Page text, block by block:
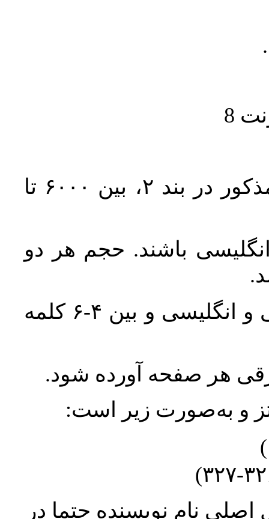
حجم کل مقاله با احتساب تمام بخش‌های مذکور در بند ۲، بین ۶۰۰۰ تا
باشند. حجم هر دو
واژگان کلیدی بلافاصله پس از چکیده فارسی و انگلیسی و بین ۴-۶ کلمه
هر صفحه آورده شود.
و به‌صورت زیر است:
نام نویسنده حتما در